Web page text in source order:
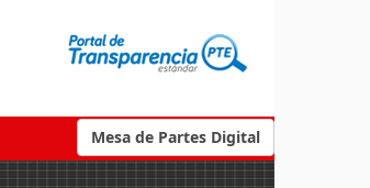
Mesa de Partes Digital